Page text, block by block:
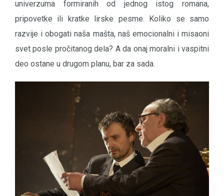
univerzuma formiranih od jednog istog romana,
pripovetke ili kratke lirske pesme. Koliko se samo
razvije i obogati naša mašta, naš emocionalni i misaoni
svet posle pročitanog dela? A da onaj moralni i vaspitni
deo ostane u drugom planu, bar za sada.